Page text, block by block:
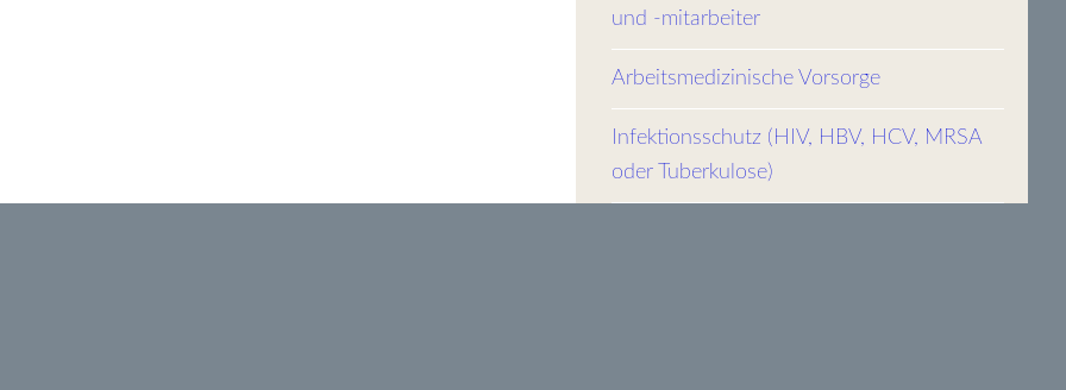
und -mitarbeiter
Arbeitsmedizinische Vorsorge
Infektionsschutz (HIV, HBV, HCV, MRSA
oder Tuberkulose)